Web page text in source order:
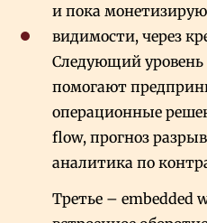
и пока
видимости, через
Следующий
помогают
операционные
flow, прогноз
аналитика по
Третье – embedded